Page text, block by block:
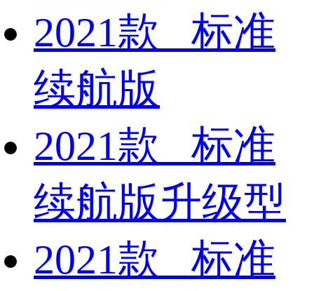
2021款 标准
续航版
2021款 标准
续航版升级型
2021款 标准